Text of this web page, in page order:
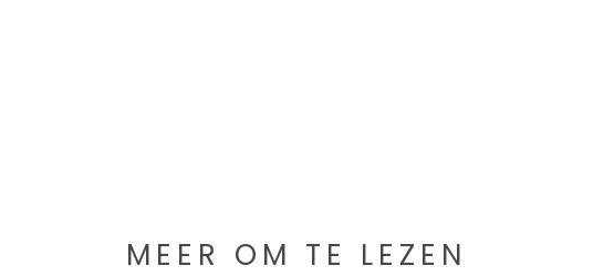
MEER OM TE LEZEN